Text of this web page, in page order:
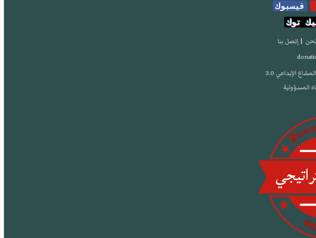
فيسبوك
توك
| إتصل بنا
الإبداعي 3.0
المسؤولية